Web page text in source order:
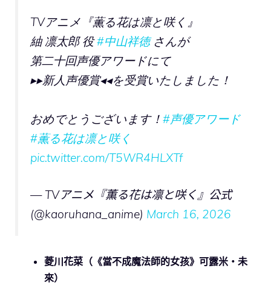
TVアニメ『薫る花は凛と咲く』
紬 凛太郎 役#中山祥徳さんが
第二十回声優アワードにて
▸▸新人声優賞◂◂を受賞いたしました！
おめでとうございます！ #声優アワード
#薫る花は凛と咲く
pic.twitter.com/T5WR4HLXTf
— TVアニメ『薫る花は凛と咲く』公式
(@kaoruhana_anime) March 16, 2026
菱川花菜（《當不成魔法師的女孩》可露米‧未
來）